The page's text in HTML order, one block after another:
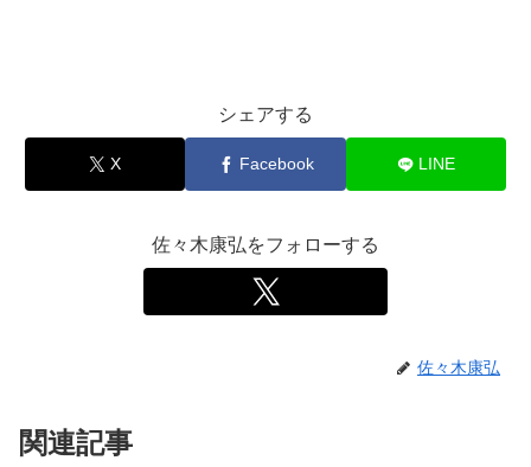
シェアする
X Facebook LINE
佐々木康弘をフォローする
佐々木康弘
関連記事